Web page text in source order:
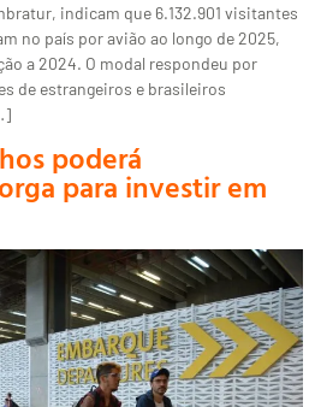
indicam que 6.132.901 visitantes
no país por avião ao longo de 2025,
a 2024. O modal respondeu por
de estrangeiros e brasileiros
poderá
para investir em